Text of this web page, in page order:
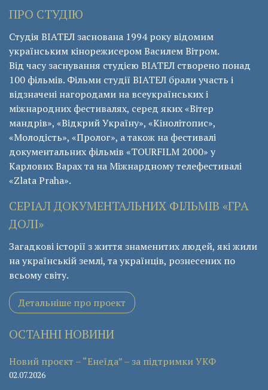
ПРО СТУДІЮ
Студія ВІАТЕЛ заснована 1994 року відомим
українським кінорежисером Василем Вітром.
Від часу заснування студією ВІАТЕЛ створено понад
100 фільмів. Фільми студії ВІАТЕЛ брали участь і
відзначені нагородами на всеукраїнських і
міжнародних фестивалях, серед яких «Вітер
мандрів», «Відкрий Україну», «Кінолітопис»,
«Молодість», «Пролог», а також на фестивалі
документальних фільмів «ТОURFILM 2000» у
Карлових Варах та на Міжнардному телефестивалі
«Zlata Praha».
СЕРІАЛ ДОКУМЕНТАЛЬНИХ ФІЛЬМІВ «ГРА
ДОЛІ»
Загадкові історії з життя знаменитих людей, які жили
на українській землі, та українців, рознесених по
всьому світу.
Детальніше про проект
ОСТАННІ НОВИНИ
Новий проєкт – “Енеїда” – за підтримки УКФ
02.07.2026